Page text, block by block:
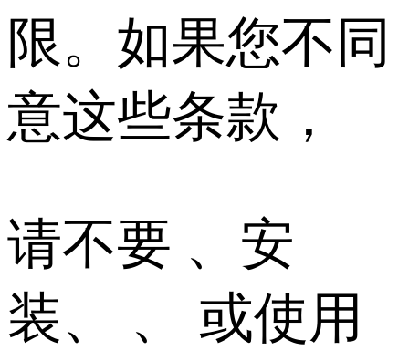
限。如果您不同
意这些条款，
请不要 、安
装、 、 或使用